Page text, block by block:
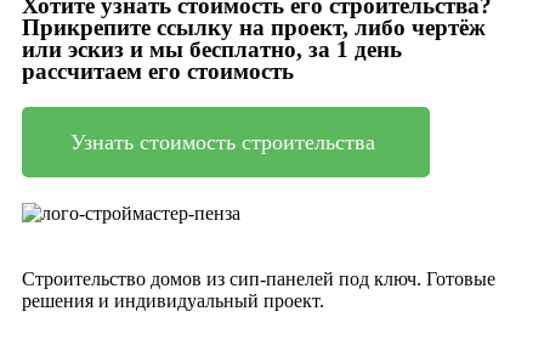
Хотите узнать стоимость его строительства?
Прикрепите ссылку на проект, либо чертёж
или эскиз и мы бесплатно, за 1 день
рассчитаем его стоимость
Узнать стоимость строительства
Строительство домов из сип-панелей под ключ. Готовые
решения и индивидуальный проект.